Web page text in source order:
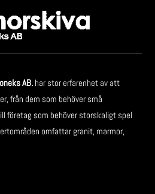
AB.har stor erfarenhet av att
från dem som behöver små
företag som behöver storskaligt spel
omfattar granit, marmor,